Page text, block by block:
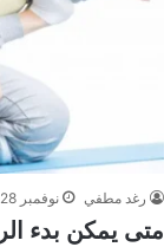
رغد مطفي نوفمبر 28, 2023
متى يمكن بدء